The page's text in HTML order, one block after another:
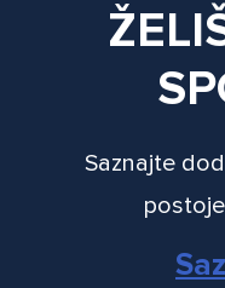
Saznajte